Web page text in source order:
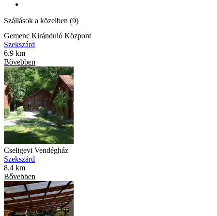
Szállások a közelben (9)
Gemenc Kiránduló Központ
Szekszárd
6.9 km
Bővebben
Cseligevi Vendégház
Szekszárd
8.4 km
Bővebben